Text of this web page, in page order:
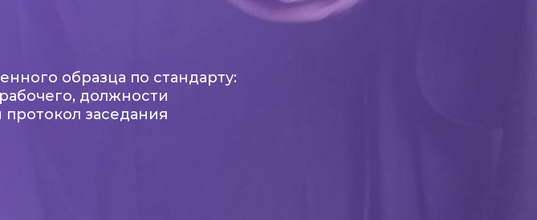
образца по стандарту:
должности
заседания